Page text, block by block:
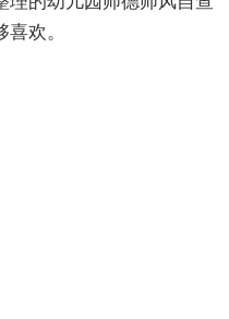
欢。